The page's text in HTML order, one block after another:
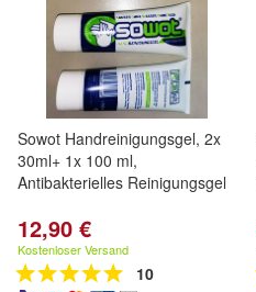
Sowot Handreinigungsgel, 2x
30ml+ 1x 100 ml,
Antibakterielles Reinigungsgel
12,90 €
Kostenloser Versand
10